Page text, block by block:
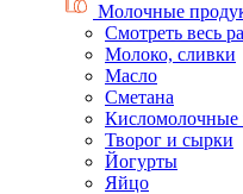
Молочные
Смотреть весь
Молоко, сливки
Масло
Сметана
Кисломолочные
Творог и сырки
Йогурты
Яйцо